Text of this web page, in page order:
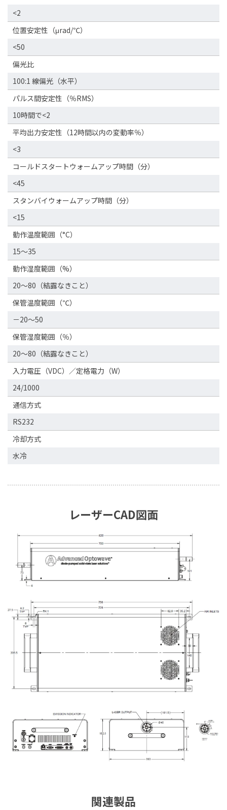
<2
位置安定性（μrad/℃）
<50
偏光比
100:1 線偏光（水平）
パルス間安定性（％RMS）
10時間で<2
平均出力安定性（12時間以内の変動率％）
<3
コールドスタートウォームアップ時間（分）
<45
スタンバイウォームアップ時間（分）
<15
動作温度範囲（°C）
15～35
動作湿度範囲（%）
20〜80（結露なきこと）
保管温度範囲（℃）
－20〜50
保管湿度範囲（％）
20〜80（結露なきこと）
入力電圧（VDC）／定格電力（W）
24/1000
通信方式
RS232
冷却方式
水冷
レーザーCAD図面
関連製品